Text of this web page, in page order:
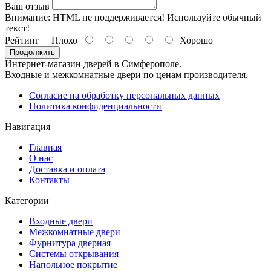
Ваш отзыв
Внимание: HTML не поддерживается! Используйте обычный
текст!
Рейтинг Плохо Хорошо
Продолжить
Интернет-магазин дверей в Симферополе.
Входные и межкомнатные двери по ценам производителя.
Согласие на обработку персональных данных
Политика конфиденциальности
Навигация
Главная
О нас
Доставка и оплата
Контакты
Категории
Входные двери
Межкомнатные двери
Фурнитура дверная
Системы открывания
Напольное покрытие